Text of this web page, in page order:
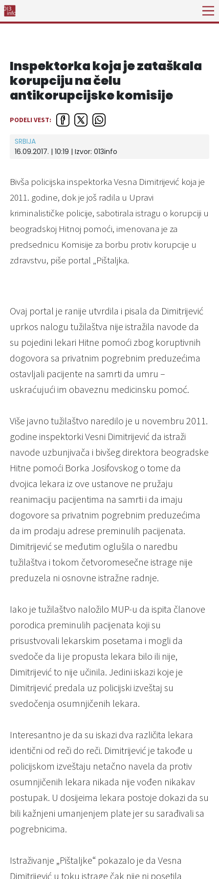
Inspektorka koja je zataškala
korupciju na čelu
antikorupcijske komisije
PODELI VEST:
SRBIJA
16.09.2017. | 10:19 | Izvor: 013info
Bivša policijska inspektorka Vesna Dimitrijević koja je
2011. godine, dok je još radila u Upravi
kriminalističke policije, sabotirala istragu o korupciji u
beogradskoj Hitnoj pomoći, imenovana je za
predsednicu Komisije za borbu protiv korupcije u
zdravstvu, piše portal „Pištaljka.
Ovaj portal je ranije utvrdila i pisala da Dimitrijević
uprkos nalogu tužilaštva nije istražila navode da
su pojedini lekari Hitne pomoći zbog koruptivnih
dogovora sa privatnim pogrebnim preduzećima
ostavljali pacijente na samrti da umru –
uskraćujući im obaveznu medicinsku pomoć.
Više javno tužilaštvo naredilo je u novembru 2011.
godine inspektorki Vesni Dimitrijević da istraži
navode uzbunjivača i bivšeg direktora beogradske
Hitne pomoći Borka Josifovskog o tome da
dvojica lekara iz ove ustanove ne pružaju
reanimaciju pacijentima na samrti i da imaju
dogovore sa privatnim pogrebnim preduzećima
da im prodaju adrese preminulih pacijenata.
Dimitrijević se međutim oglušila o naredbu
tužilaštva i tokom četvoromesečne istrage nije
preduzela ni osnovne istražne radnje.
Iako je tužilaštvo naložilo MUP-u da ispita članove
porodica preminulih pacijenata koji su
prisustvovali lekarskim posetama i mogli da
svedoče da li je propusta lekara bilo ili nije,
Dimitrijević to nije učinila. Jedini iskazi koje je
Dimitrijević predala uz policijski izveštaj su
svedočenja osumnjičenih lekara.
Interesantno je da su iskazi dva različita lekara
identični od reči do reči. Dimitrijević je takođe u
policijskom izveštaju netačno navela da protiv
osumnjičenih lekara nikada nije vođen nikakav
postupak. U dosijeima lekara postoje dokazi da su
bili kažnjeni umanjenjem plate jer su sarađivali sa
pogrebnicima.
Istraživanje „Pištaljke“ pokazalo je da Vesna
Dimitrijević u toku istrage čak nije ni posetila